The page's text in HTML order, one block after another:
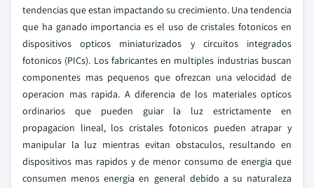
tendencias que estan impactando su crecimiento. Una tendencia
que ha ganado importancia es el uso de cristales fotonicos en
dispositivos opticos miniaturizados y circuitos integrados
fotonicos (PICs). Los fabricantes en multiples industrias buscan
componentes mas pequenos que ofrezcan una velocidad de
operacion mas rapida. A diferencia de los materiales opticos
ordinarios que pueden guiar la luz estrictamente en
propagacion lineal, los cristales fotonicos pueden atrapar y
manipular la luz mientras evitan obstaculos, resultando en
dispositivos mas rapidos y de menor consumo de energia que
consumen menos energia en general debido a su naturaleza